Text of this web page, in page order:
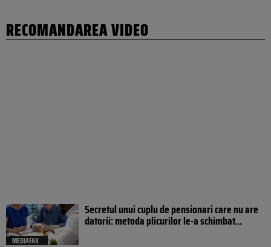
RECOMANDAREA VIDEO
MEDIAFAX
Secretul unui cuplu de pensionari care nu are
datorii: metoda plicurilor le-a schimbat...